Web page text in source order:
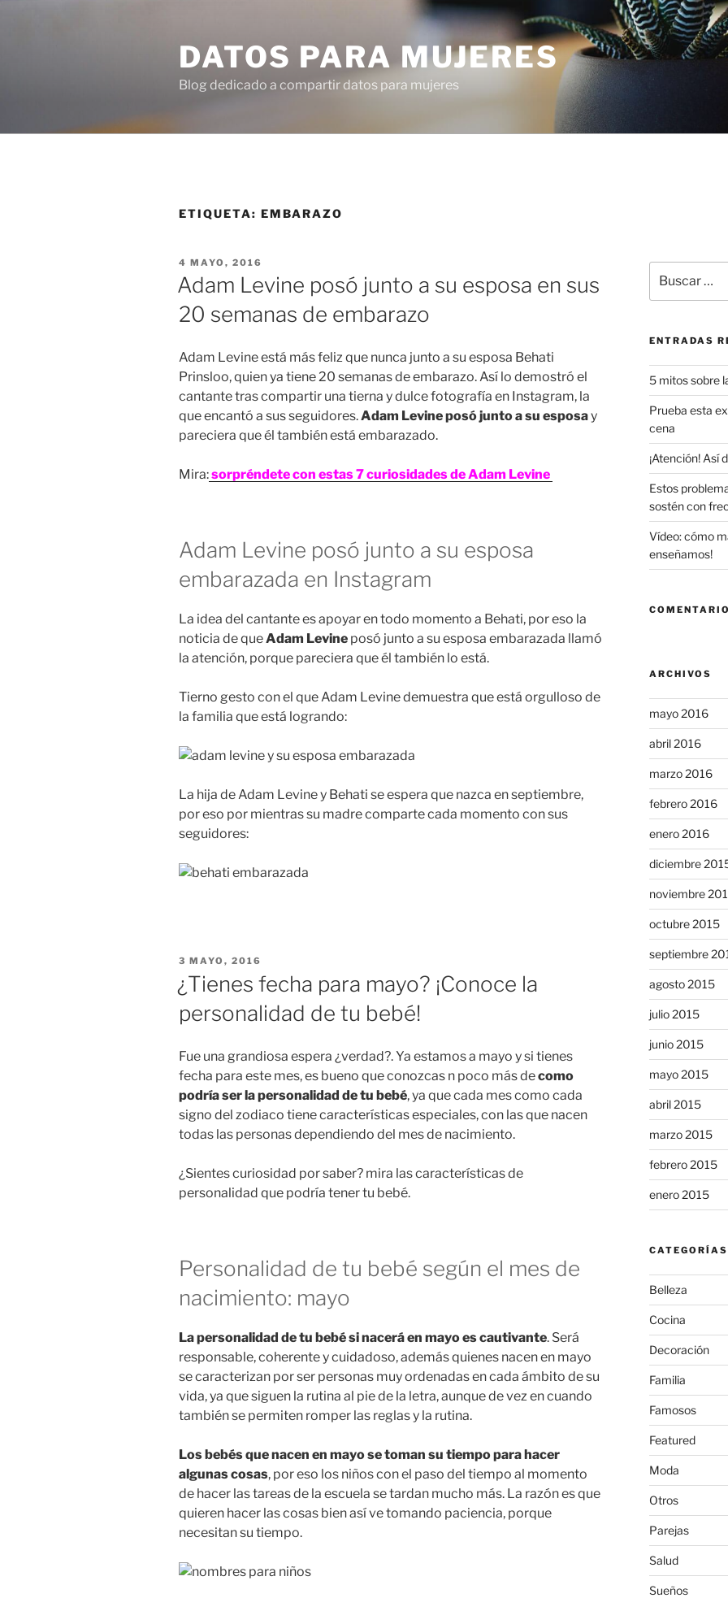
DATOS PARA MUJERES
Blog dedicado a compartir datos para mujeres
ETIQUETA: EMBARAZO
PUBLICADO
EN
4 MAYO, 2016
Adam Levine posó junto a su esposa en sus
20 semanas de embarazo
Adam Levine está más feliz que nunca junto a su esposa Behati
Prinsloo, quien ya tiene 20 semanas de embarazo. Así lo demostró el
cantante tras compartir una tierna y dulce fotografía en Instagram, la
que encantó a sus seguidores.Adam Levine posó junto a su esposay
pareciera que él también está embarazado.
Mira:sorpréndete con estas 7 curiosidades de Adam Levine
Adam Levine posó junto a su esposa
embarazada en Instagram
La idea del cantante es apoyar en todo momento a Behati, por eso la
noticia de queAdam Levine posó junto a su esposa embarazada llamó
la atención, porque pareciera que él también lo está.
Tierno gesto con el que Adam Levine demuestra que está orgulloso de
la familia que está logrando:
La hija de Adam Levine y Behati se espera que nazca en septiembre,
por eso por mientras su madre comparte cada momento con sus
seguidores:
PUBLICADO
EN
3 MAYO, 2016
¿Tienes fecha para mayo? ¡Conoce la
personalidad de tu bebé!
Fue una grandiosa espera ¿verdad?. Ya estamos a mayo y si tienes
fecha para este mes, es bueno que conozcas n poco más decomo
podría ser la personalidad de tu bebé, ya que cada mes como cada
signo del zodiaco tiene características especiales, con las que nacen
todas las personas dependiendo del mes de nacimiento.
¿Sientes curiosidad por saber? mira las características de
personalidad que podría tener tu bebé.
Personalidad de tu bebé según el mes de
nacimiento: mayo
La personalidad de tu bebé si nacerá en mayo es cautivante. Será
responsable, coherente y cuidadoso, además quienes nacen en mayo
se caracterizan por ser personas muy ordenadas en cada ámbito de su
vida, ya que siguen la rutina al pie de la letra, aunque de vez en cuando
también se permiten romper las reglas y la rutina.
Los bebés que nacen en mayo se toman su tiempo para hacer
algunas cosas, por eso los niños con el paso del tiempo al momento
de hacer las tareas de la escuela se tardan mucho más. La razón es que
quieren hacer las cosas bien así ve tomando paciencia, porque
necesitan su tiempo.
por:
ENTRADAS
5 mitos sobre
Prueba esta
cena
¡Atención! Así
Estos
sostén con
Vídeo: cómo
enseñamos!
ARCHIVOS
mayo 2016
abril 2016
marzo 2016
febrero 2016
enero 2016
diciembre
noviembre
octubre 2015
septiembre
agosto 2015
julio 2015
junio 2015
mayo 2015
abril 2015
marzo 2015
febrero 2015
enero 2015
CATEGORÍAS
Belleza
Cocina
Decoración
Familia
Famosos
Featured
Moda
Otros
Parejas
Salud
Sueños